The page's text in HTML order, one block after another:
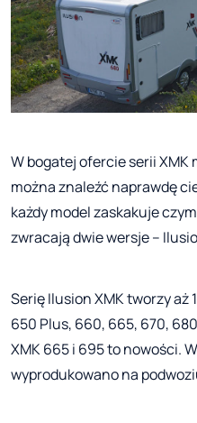
W bogatej ofercie serii
można znaleźć naprawdę
każdy model zaskakuje
zwracają dwie wersje –
Serię Ilusion XMK tworzy aż
650 Plus, 660, 665, 670,
XMK 665 i 695 to nowości.
wyprodukowano na